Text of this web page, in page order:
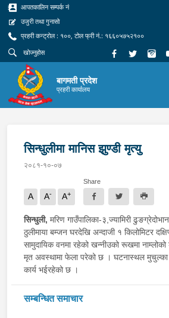
आपतकालिन सम्पर्क नं
उजुरी तथा गुनासो
प्रहरी कन्ट्रोल : १००, टोल फ्री नं.: १६६०५७५२१००
बागमती प्रदेश
प्रहरी कार्यालय
सिन्धुलीमा मानिस झुण्डी मृत्यु
२०८१-१०-०७
A A- A+
Share
सिन्धुली, मरिण गाउँपालिका-३,ज्यामिरी
ठुलीमाया बम्जन घरदेखि अन्दाजी १ किलोमिटर
सामुदायिक वनमा रहेको खन्नीउको रूखमा नाम्लोको
मृत अवस्थामा फेला परेको छ । घटनास्थल
कार्य भईरहेको छ ।
सम्बन्धित समाचार